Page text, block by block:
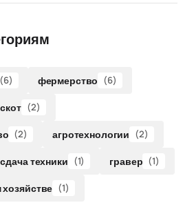
(6) фермерство (6)
скот (2)
(2) агротехнологии (2)
сдача техники (1) гравер (1)
(1)